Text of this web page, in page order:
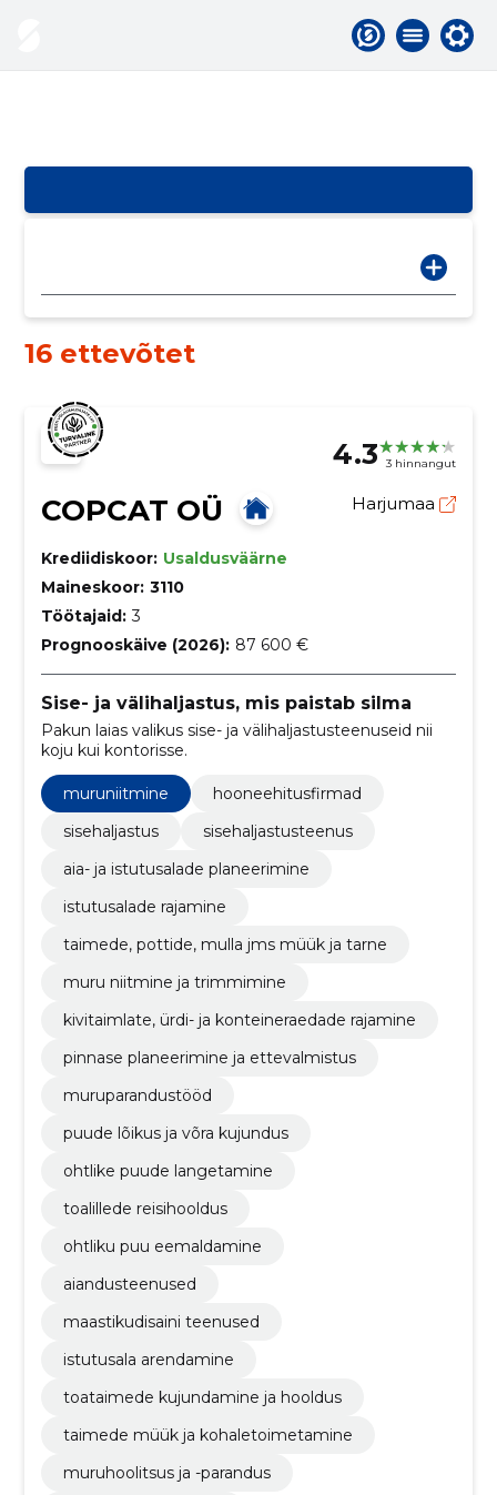
16 ettevõtet
4.3 3 hinnangut
COPCAT OÜ Harjumaa
Krediidiskoor: Usaldusväärne
Maineskoor: 3110
Töötajaid: 3
Prognooskäive (2026): 87 600 €
Sise- ja välihaljastus, mis paistab silma
Pakun laias valikus sise- ja välihaljastusteenuseid nii
koju kui kontorisse.
muruniitmine
hooneehitusfirmad
sisehaljastus
sisehaljastusteenus
aia- ja istutusalade planeerimine
istutusalade rajamine
taimede, pottide, mulla jms müük ja tarne
muru niitmine ja trimmimine
kivitaimlate, ürdi- ja konteineraedade rajamine
pinnase planeerimine ja ettevalmistus
muruparandustööd
puude lõikus ja võra kujundus
ohtlike puude langetamine
toalillede reisihooldus
ohtliku puu eemaldamine
aiandusteenused
maastikudisaini teenused
istutusala arendamine
toataimede kujundamine ja hooldus
taimede müük ja kohaletoimetamine
muruhoolitsus ja -parandus